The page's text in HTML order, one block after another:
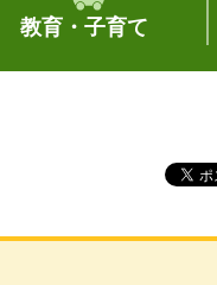
教育・子育て